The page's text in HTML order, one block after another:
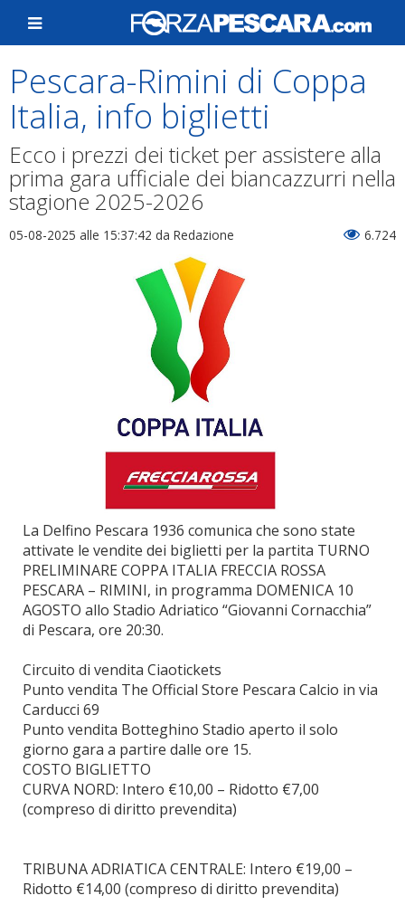
Pescara-Rimini di Coppa
Italia, info biglietti
Ecco i prezzi dei ticket per assistere alla
prima gara ufficiale dei biancazzurri nella
stagione 2025-2026
05-08-2025 alle 15:37:42 da Redazione 6.724
La Delfino Pescara 1936 comunica che sono state
attivate le vendite dei biglietti per la partita TURNO
PRELIMINARE COPPA ITALIA FRECCIA ROSSA
PESCARA – RIMINI, in programma DOMENICA 10
AGOSTO allo Stadio Adriatico “Giovanni Cornacchia”
di Pescara, ore 20:30.
Circuito di vendita Ciaotickets
Punto vendita The Official Store Pescara Calcio in via
Carducci 69
Punto vendita Botteghino Stadio aperto il solo
giorno gara a partire dalle ore 15.
COSTO BIGLIETTO
CURVA NORD: Intero €10,00 – Ridotto €7,00
(compreso di diritto prevendita)
TRIBUNA ADRIATICA CENTRALE: Intero €19,00 –
Ridotto €14,00 (compreso di diritto prevendita)